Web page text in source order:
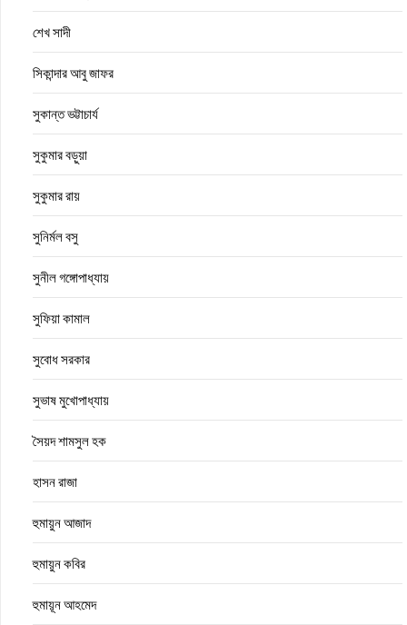
শেখ সাদী
সিকান্দার আবু জাফর
সুকান্ত ভট্টাচার্য
সুকুমার বড়ুয়া
সুকুমার রায়
সুনির্মল বসু
সুনীল গঙ্গোপাধ্যায়
সুফিয়া কামাল
সুবোধ সরকার
সুভাষ মুখোপাধ্যায়
সৈয়দ শামসুল হক
হাসন রাজা
হুমায়ুন আজাদ
হুমায়ুন কবির
হুমায়ূন আহমেদ